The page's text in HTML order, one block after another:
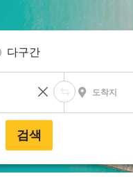
다구간
도착지
검색